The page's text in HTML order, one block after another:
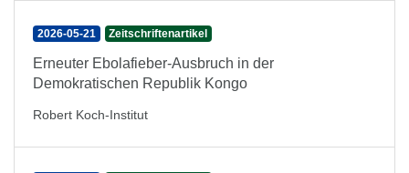
2026-05-21 Zeitschriftenartikel
Erneuter Ebolafieber-Ausbruch in der
Demokratischen Republik Kongo
Robert Koch-Institut